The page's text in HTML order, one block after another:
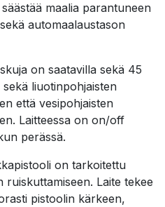
maalia parantuneen
automaalaustason
on saatavilla sekä 45
liuotinpohjaisten
että vesipohjaisten
Laitteessa on on/off
perässä.
on tarkoitettu
ruiskuttamiseen. Laite tekee
pistoolin kärkeen,